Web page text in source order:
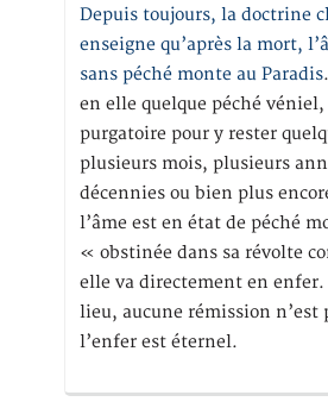
Depuis toujours, la doctrine
enseigne qu’après la mort,
sans péché monte au Paradis
en elle quelque péché
purgatoire pour y rester
plusieurs mois, plusieurs
décennies ou bien plus
l’âme est en état de péché
« obstinée dans sa révolte
elle va directement en enfer.
lieu, aucune rémission n’est
l’enfer est éternel.